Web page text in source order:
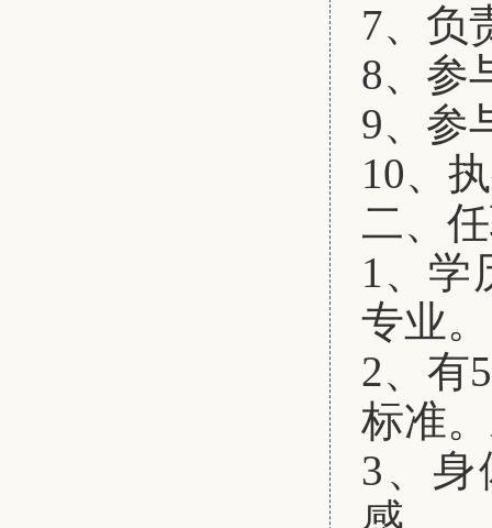
7、 负
8、 参
9、 参
10、
二、
1、 学
专业。
2、 有
标准
3、身